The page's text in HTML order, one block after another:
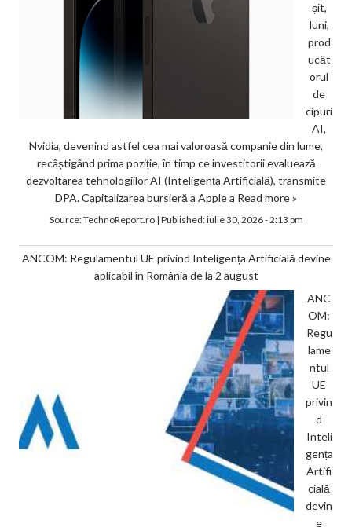
șit,
luni,
prod
ucăt
orul
de
cipuri
AI,
Nvidia, devenind astfel cea mai valoroasă companie din lume,
recâștigând prima poziție, în timp ce investitorii evaluează
dezvoltarea tehnologiilor AI (Inteligența Artificială), transmite
DPA. Capitalizarea bursieră a Apple a Read more »
Source:TechnoReport.ro| Published:iulie 30, 2026 - 2:13 pm
ANCOM: Regulamentul UE privind Inteligența Artificială devine
aplicabil în România de la 2 august
ANC
OM:
Regu
lame
ntul
UE
privin
d
Inteli
gența
Artifi
cială
devin
e